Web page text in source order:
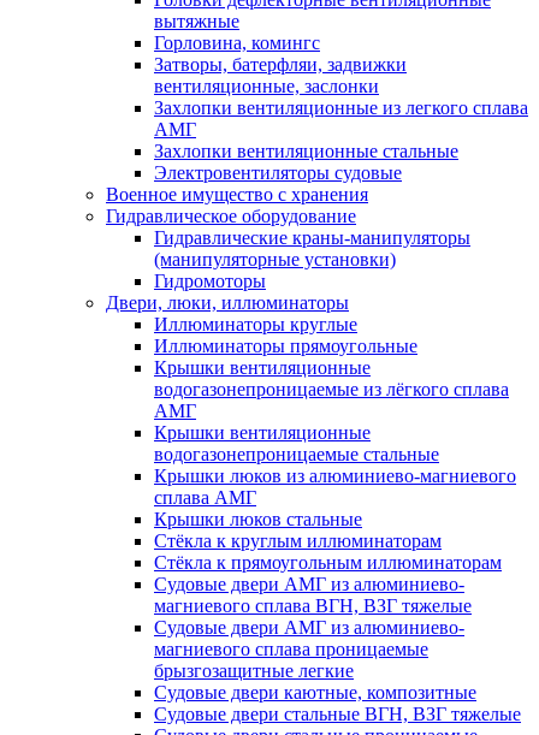
вытяжные
Горловина, комингс
Затворы, батерфляи, задвижки
вентиляционные, заслонки
Захлопки вентиляционные из легкого сплава
АМГ
Захлопки вентиляционные стальные
Электровентиляторы судовые
Военное имущество с хранения
Гидравлическое оборудование
Гидравлические краны-манипуляторы
(манипуляторные установки)
Гидромоторы
Двери, люки, иллюминаторы
Иллюминаторы круглые
Иллюминаторы прямоугольные
Крышки вентиляционные
водогазонепроницаемые из лёгкого сплава
АМГ
Крышки вентиляционные
водогазонепроницаемые стальные
Крышки люков из алюминиево-магниевого
сплава АМГ
Крышки люков стальные
Стёкла к круглым иллюминаторам
Стёкла к прямоугольным иллюминаторам
Судовые двери АМГ из алюминиево-
магниевого сплава ВГН, ВЗГ тяжелые
Судовые двери АМГ из алюминиево-
магниевого сплава проницаемые
брызгозащитные легкие
Судовые двери каютные, композитные
Судовые двери стальные ВГН, ВЗГ тяжелые